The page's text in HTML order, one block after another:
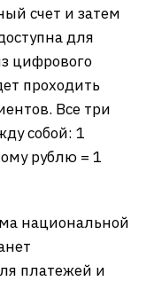
счет и затем
для
цифрового
проходить
Все три
собой: 1
рублю = 1
национальной
платежей и